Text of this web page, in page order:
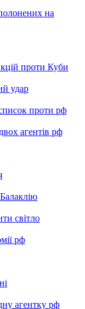
на
проти Куби
удар
проти рф
агентів рф
світло
рф
агентку рф